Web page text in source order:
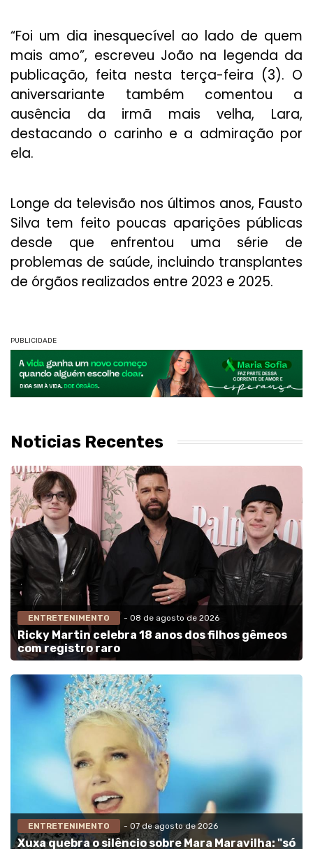
“Foi um dia inesquecível ao lado de quem
mais amo”, escreveu João na legenda da
publicação, feita nesta terça-feira (3). O
aniversariante também comentou a
ausência da irmã mais velha, Lara,
destacando o carinho e a admiração por
ela.
Longe da televisão nos últimos anos, Fausto
Silva tem feito poucas aparições públicas
desde que enfrentou uma série de
problemas de saúde, incluindo transplantes
de órgãos realizados entre 2023 e 2025.
PUBLICIDADE
Noticias Recentes
ENTRETENIMENTO - 08 de agosto de 2026
Ricky Martin celebra 18 anos dos filhos gêmeos
com registro raro
ENTRETENIMENTO - 07 de agosto de 2026
Xuxa quebra o silêncio sobre Mara Maravilha: "só